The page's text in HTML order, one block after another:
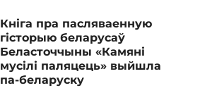
Кніга пра пасляваенную
гісторыю беларусаў
Беласточчыны «Камяні
мусілі паляцець» выйшла
па-беларуску